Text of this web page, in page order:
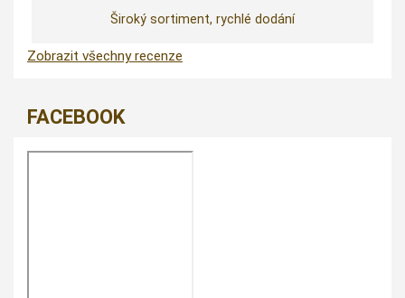
Široký sortiment, rychlé dodání
Zobrazit všechny recenze
FACEBOOK